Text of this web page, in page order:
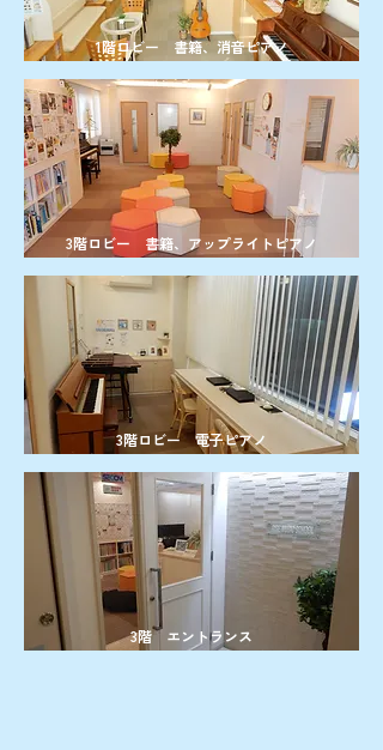
1階ロビー 書籍、消音ピアノ
3階ロビー 書籍、アップライトピアノ
3階ロビー 電子ピアノ
3階 エントランス